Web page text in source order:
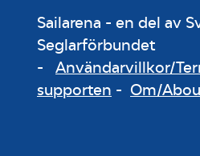
Sailarena - en del av
Seglarförbundet
- Användarvillkor/
supporten - Om/